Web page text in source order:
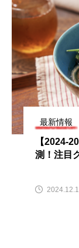
ーオープン情報】
報まとめ（2026年8
最新情報
【2024-
測！注目